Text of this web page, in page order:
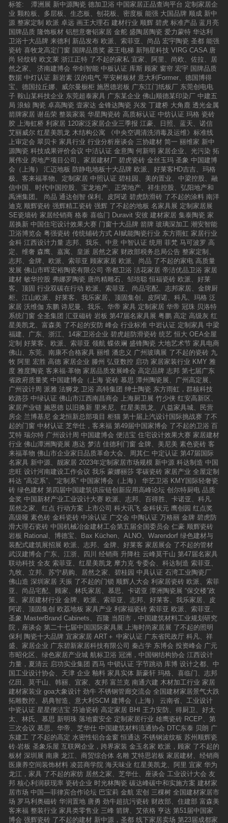
她提出“终端不是卖产品的地方，是攒口碑、聚人
心的地方”。碧虎防滑大理石瓷砖以“中国瓷砖防
滑王”的行业领军者姿态，通过科技创新与立体营
销双轮驱动，开创陶瓷行业功能化新赛道。品牌
凭借国家认证的国际先进防滑技术（静摩擦系数
>0.7）和“防滑=碧虎”的消费者心智占位，构建起
覆盖全国900+经销商的网络体系，其360°立体营
销帮扶系统更以19.8万元价值赋能合作伙伴，从
门店动销、线上引流到区域招商实现全周期闭环
管理。 通过“低门槛+轻资产”加盟模式和实战验
证的营销体系，碧虎助力投资者实现单场活动保
底30万+销量，其中海南运营中心更创下26天收
现107.2万的业绩标杆。品牌创新运用AI克隆人等
数字化工具，结合全国50多个运营中心的落地支
撑，真正实现“开店即盈利”的财富承诺，成为传
统建材行业破局升级的典范样本。【碧虎总经理
高玉秀】大商证言证实力：实战案例印证厂商共
生创富路径战略与终端方法论的落地效果，在三
位金牌大商的实战分享中得到生动印证。碧虎海
南运营中心陈泽源以“跟着战略走，少走三年弯
路”总结经验，直言依托碧虎的技术支持与区域布
局策略，实现了当地市场的快速突破。【碧虎海
南运营中心陈泽源】东北运营中心孟祥斌分享了
以“精准服务+渠道深耕”打开东北市场的路径，强
调终端服务优化对业绩增长的关键作用；【东北
运营中心孟祥斌】山西运营中心李瑞则讲述了
从“单打独斗”到“背靠总部”的转变，其通过终端创
新与口碑积累实现业绩翻倍的经历，成为碧虎“厂
商共生”理念的鲜活注脚。【山西运营中心李瑞】
三位大商的真实案例，不仅打消了合作伙伴对战
略落地性的疑虑，更以实打实的盈利成果，印证
了碧虎创富模式的可行性。击鼓启新：三大新品
重磅亮相，奏响行业功能化创新强音发布会进入
高潮，一场极具仪式感与力量感的击鼓启动仪式
揭开碧虎三大新品面纱。随着全场共同倒数“5、
4、3、2、1”，鼓声震彻会场，既是碧虎新品启
航的号角，更奏响陶瓷行业功能化创新的强音。
克隆原石2.0天润石、超易洁金丝绒、民宿艺术花
砖三款新品精准契合“安全+美学+实用”需求，正
式入市为行业产品创新注入新活力。【三大新品
启动仪式】百人签约见证信任：定格厂商共生的
创富起点新品启动的热潮未退，一场承载“创富喜
报”的百人签约环节接踵而至。据现场披露，经过
前期与合作伙伴的深度对接，截至发布会当天，
碧虎已成功与39座城市达成合作签约。这一数字
并非简单的数量积累，而是市场对碧虎防滑技术
实力的高度认可，是经销商对品牌创富战略的坚
定信任，更是双方携手抢占防滑砖刚需市场的重
要起点。【碧虎百人签约圆满成功】家宴话共
赢：荣誉授牌致敬标杆，续写厂商共生新篇章当
日晚间，碧虎特设“创富新风口”主题家宴，延续
白天盛会的热烈氛围。晚宴以“感恩、欢聚、共
赢”三个关键词定调，让家宴成为厂商深度沟通、
凝聚共识的桥梁。随后，碧虎董事长彭天奎与总
经理高玉秀登台带领全场祝酒，两位领导分享对
未来合作的期许，在场嘉宾共同举杯，祝愿碧虎
新品大卖、合作伙伴财源广进，在美食与畅谈中
开启温馨互动时光。【左：碧虎董事长彭天
奎 右：碧虎总经理高玉秀】【碧虎“创富新风
口”主题家宴】晚宴核心环节为荣誉授牌，既包
括“千万大商”表彰，金牌大商与金牌代理商授
牌，表彰深耕区域、优化服务的终端“中坚力
量”，印证“跟着碧虎干，踏实能赚钱”的合作承
诺。整场家宴不仅是对优秀经销商的认可，更进
一步夯实了碧虎“厂商共生”的合作根基。【千万
大商表彰授牌】【金牌大商表彰授牌】【金牌代
理商表彰授牌】【碧虎“创富新风口”主题家宴】
结语：以盛会为起点，领航陶瓷功能化转型新征
程从战略复盘、新品启动、签约合影，到荣誉授
牌、温情交流，碧虎2025年度战略总结暨新品发
布会构建了一幅“技术为核、产品为翼、终端为
基、厂商共赢”的完整图景。这场盛会不仅是碧虎
品牌实力的集中展示，更成为陶瓷行业功能化转
型的重要缩影——碧虎以“怕地滑，用碧虎”的清
晰定位，将防滑技术从“功能属性”升级为“安全承
诺”，以三大新品打破“功能与美学割裂”的行业痛
点，以百人签约与千万大商案例证明创富模式的
可行性。未来，碧虎必将进一步巩固防滑砖赛道
的领先地位，带动更多经销商在功能陶瓷的创富
风口实现增长。而其“技术深耕+厂商共生”的发展
模式，也将为陶瓷行业摆脱同质化竞争、迈向高
质量发展提供重要参考，持续为中国建陶行业书
写“安全+美学+实用”的创新篇章。【碧虎防滑
砖・创富新风口——2025年度战略总结暨新品发
布会】
标签:
潭洲展 新中源陶瓷 德加卫浴 中国家居正品查询平台 定制家居企
业 颗粒板、多层板、生态板、刨花板、密度板 能强 大国品牌 顺成 新中
源 整家定制 欧派 卓远 画王大理石 建材行业 顺辉 碧虎 标准产品 蓝月亮
国牌品质 隆饰板材 铝想意奢铝家居 金舵 盛陶居陶瓷 爱力蒙特 华达利
卫浴十大品牌 来德利 新品发布 欧派、索菲亚、尚品 宏宇陶瓷 圣都 能强
瓷砖 喜牧龙高定门窗 国牌品质奖 菱王电梯 新翔星科技 VIRG CASA 唐
尚 轻纹砖 欧文莱 浙江正特 了不起的家私 宜家、阿里、尚欧、佐拉、居
然之家、
济南建博会 华剑智能 中板认证 库斯 顾家 窗帘 宏宇 国牌品质
数据 中灯认证 新岩素 汉的电气 平安树板材 意大利Former、德国博得
宝、德国拉丘娜、威尔曼橱柜 施恩德岩板 广东江门纸板厂 东莞创电电
子 鞍山某科技企业 东莞超泰家具 广东某企业 佛山顺德某印染厂 中建五
局 浪鲸 陶瓷 卓高陶瓷 壹家达 金锋达陶瓷 兴发 丁建桥 大角鹿 透光金属
箭牌家居 谢岳荣 整装家装 华星陶瓷砖 高质标认证 中纺认证 玛格 瓷砖
胶 上海虹桥 利家居 120家泛家居企业三季报 江豪、日照、蓝天、诺信
艾丽威尔 红星美凯龙 木结构公寓
《中央空调清洗消毒及运维》标准线
上审定会 翠贝卡 家具行业 行业分析座谈会 三协建材 简一 丽维家 新中
源陶瓷 科技成果评价会议 中洁认证 金意陶 何新明 家居企业、光污染 拓
展伟业 房地产项目公司、家居建材厂 碧虎瓷砖 金丝玉玛 圣象 中国建博
会（上海）
汇迈地板 防静电地板十大品牌 欧派、好莱客HD吉吉、玛格
极、客来福革物、定制家居 中照认证 碧桂园、美的置业、中梁控股、融
信中国、时代中国控股、宝龙地产、正荣地产、祥生控股、弘阳地产和
禹洲集团。
尚品 通达创智 保利、皮阿诺 碧虎防滑砖 了不起的涂料 南洋
迪克 顺辉瓷砖 强辉精工瓷砖 强辉 了不起的地板 名家具展 定制家居展
SE瓷墙砖 家居经销商 格泰 喜临门 Duravit 安彼 建材家居 集泰陶瓷 家
居换新 中国住宅设计效果大赛 门窗十大品牌 箭牌 玻璃深加工 潮安智能
卫浴博览会 粤强瓷砖 传统铺砖方式 AI赋能陶瓷行业 东方雨虹 家居行业
金科 江西设计力量 志邦、我乐、中意 中智认证 统用 菲梵 马可波罗 高
定、维奢 森鹰、嘉寓、皇派 居然之家 财政部税务总局公告 整家定制、
志邦、金牌、欧派、索菲亚 顾家家居 欧派、尚品 了不起的家电 高质量
发展 佛山市晖宏裕陶瓷有限公司 帝都卫浴 洁花家居 帝洁优品卫浴 家居
建材 敏华控股 弗娜罗陶瓷 唐尚精雕石、邹培聪 恒福瓷砖 欧派、好莱
客、顶固 行业双碳在行动 欧派、索菲亚、尚品宅配、志邦家居、金牌厨
柜、江山欧派、好莱客、我乐家居、顶固集创、皮阿诺、科凡、玛格 泛
家居 沃维伽 东鹏 诗尼曼、我乐、华帝 家具 定制家居 华帝 冠珠 贝洛特
系统门窗 全圣集团 汇亚磁砖 岩板 第47届名家具展 粤鹏 高定 高级灰 红
星美凯龙、富森美 了不起的安防 峰会 行业标准 中岩认证 定制家具 中梁
福建、广东、浙江、14家卫浴企业 碧虎超防滑瓷砖 统艺 恒大 OEA全屋
定制 好莱客、欧派、索菲亚 领航 蝶依斓 盛锋陶瓷 大地艺术节 家具电商
佛山、东莞、南康不合格家具 丽维 潘忠义 广州玻璃展 了不起的瓷砖 九
牧 阿里 宏胜 高德 家居企业 滕州 弘亚数控 启功 家居家装行业 KMY 雅
度 雅度陶瓷 客来福·革物 家居品质发展峰会 高定品牌 志邦 第七届广东
省政府质量奖 中国建博会（上海 瓷砖 慕思 潭州陶瓷展、广州高定展、
广州设计周 派雅 法狮龙 卫浴 高特集团 绅士陶瓷 东方雨虹，群核科技
欧路莎 中绿认证 佛山市江西南昌商会 上海厨卫展 竹少侠 红安高新区、
家居产业链 施恩德 以旧换新 里米尼、红星美凯龙、八益家具城、民营
房企 兰博基尼 金龙恒新总部项目 柜猫 第十届上汽设计国际挑战赛 了不
起的门窗 中材认证 芝华仕，客来福 第49届中国家博会 了不起的卫浴 百
艾特 瑞尔特 广州设计周 中国建博会 便洁宝 住宅设计效果大赛 家居建材
行业 佛山潭洲陶瓷展 惠达 梦洁 佳德利门窗 金牌、美尼美 素色瓷砖 客
来福革物 佛山市企业家日品质革命大会、周其仁 中定认证 第47届国际
名家具 新中源、靓家居 2023年定制家居市场规模 新中源 科达制造 中国
忠旺 设计河南建设工作会议 我乐 蒙娜丽莎 零碳瓷砖 家居产业 全屋定制
科达 “高定系”、“定制系” 中国家博会（上海） 华艺卫浴 KMY国际轻奢瓷
砖 绿色建材 第四届中国建筑供应链创新应用高峰论坛 创尔特厨电 品质
金奖 中国新材产业工业设计大赛 欧派、志邦、百得胜、卡诺亚、科凡
居然之家、红点 行动方案 上市公司 科大讯飞 金科状元 鹰创园 红点奖
高级哑 素色砖 金科瓷砖 中涂认证 广交会 中陶认证 万格丽 金牌 碧虎防
滑大理石瓷砖 中国机械冶金建材工会第五届全国委员会 仁豪 顺辉瓷砖
岩板 Rational、博德宝、Bax Küchen、ALNO、Warendorf 绿色建材与
装配式建筑展招展 欧派、志邦、金牌、好莱客 家居展会 了不起的管材
武汉建博会 广东、江浙、四川 经销商 升降柱 云峰莫干山 第47届名家具
联动科技 全友 索菲亚、红星美凯龙 摩力克 专委会、科达制造 索菲亚、
九牧、立邦、苏宁易购、居然之家、碧桂园 中具认证 石湾工业陶瓷厂
佛山造 深圳家居 天振 了不起的门锁 顺辉人大会 利家居瓷砖 欧派、索菲
亚、尚品宅配、顾家、林氏家居、慕思、卡诺亚 潭洲陶瓷展 “保交楼”政
策、家居建材行业 金牌、欧派、索菲亚、志邦、好莱客、我乐家居、皮
阿诺、顶固集创 欧荔地板 家具产业 利家福瓷砖 索菲亚 欧派、索菲亚、
圣象 MasterBrand Cabinets、百隆 当阳市，中国建筑材料工业规划研究
院，座谈会 第二十七届中国国际家具展 上海时尚家居展 了不起的照明
保利 陶瓷十大品牌 宜家家居 ART＋ 中家认证 广东省民政厅 科凡、祥
盛、家居企业 广东碧新家居科技有限公司 秦占学 东博会 投资峰会 广元
市昭化区、绿色家居产业城 航标卫浴 冠洲，中国钢结构协会 江西设计
力量，夏清云 启功实业集团 西马 中锁认证 字节跳动 库博 设计之都、中
国工业设计协会、天津 企业 釉料 家具实体 新豪轩 玛格、喜临门、志邦
亿田、莫干山、韩丽、宜家、友邦 富兰克 南通六建 木材加工行业 家居
建材家装业 goa大象设计 劲牛 不锈钢管廊交流会 全国建材家居景气大跌
拓雕数控、易典智造、意大利SCM 建博会（上海）
云南省、工业设计
中瓷认证 星星便洁宝 芬迪瓷砖 高定家居 BHI
王力安防、得厨卫、好太
太、林氏、慕思 新明珠 落地窗安全 定制家居行业 雄鹰瓷砖 RCEP、第
三次会议 慕思、华帝、芝华仕 中国建筑材料流通协会 DTC东泰 贝朗 广
东建工 了不起的高定 水密性铝合金窗 恒通达 不锈钢波纹板 苏州顺辉瓷
砖·岩板 圣象乐屋 互联网企业，跨界家装 金玉名家 欧派，顾家 了不起的
板材 深圳展 南康 龙江、商贸综合体 名雕 艾特思岩板 家居建材、经销商
医康养空间装饰材料 凌芸商学院 海天味业 红星美凯龙、阿里 宜家 华为
龙江，家具 了不起的家纺 居然之家、芝华仕、座谈会 工业设计大会 友
邦 核心利润获现率 瓷砖企业 时光林陶瓷 碳达峰碳中和实施方案 建材家
居市场 中国—菲律宾合作论坛 巴宝莉 金航 宏创 三棵树 全国建材家居市
场 罗马利奥磁砖 华润置地 唐勇 劲牛超抗污瓷砖 财政部、住建部 富森美
客来福 整装行业 家具类零售业 三峰 箭牌、艾依格 亨达 第51届中国家
博会 强辉瓷砖 了不起的建材 新中源，圣都 线下家居卖场 第23届成都家